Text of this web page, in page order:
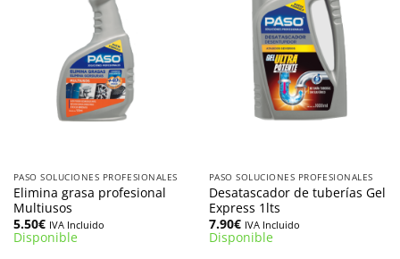
PASO SOLUCIONES PROFESIONALES
Elimina grasa profesional
Multiusos
5.50€ IVA Incluido
Disponible
PASO SOLUCIONES PROFESIONALES
Desatascador de tuberías Gel
Express 1lts
7.90€ IVA Incluido
Disponible